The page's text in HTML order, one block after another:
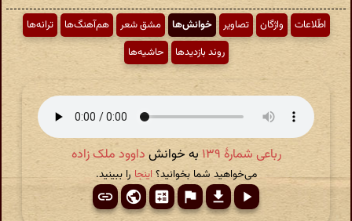
اطّلاعات واژگان تصاویر خوانش‌ها مشق شعر هم‌آهنگ‌ها
ترانه‌ها
روند بازدیدها
حاشیه‌ها
رباعی شمارهٔ ۱۳۹ به خوانش داوود ملک زاده
می‌خواهید شما بخوانید؟ اینجا را ببینید.